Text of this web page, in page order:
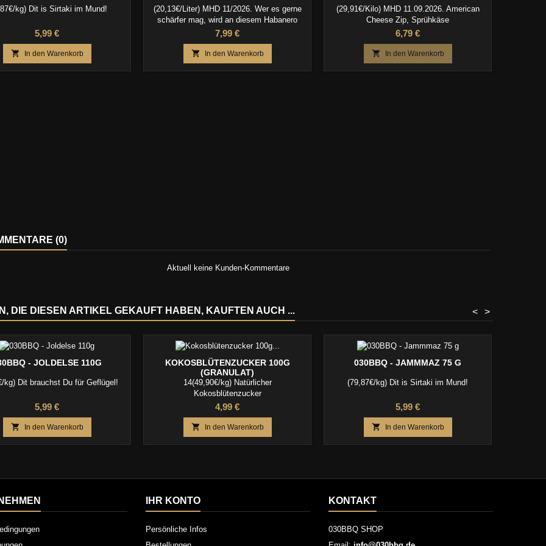
kg) Dit is Sirtaki im Mund!
Preis
5,99 €
 In den Warenkorb
(20,13€/Liter) MHD 11/2026. Wer es gerne
schärfer mag, wird an diesem Habanero
Ketchup seine Gaumenfreude haben !
Preis
7,99 €
 In den Warenkorb
(29,91€/Kilo) MHD 11.09.2026. American
Cheese Zip, Sprühkäse
Preis
6,79 €
 In den Warenkorb
(0)
Aktuell keine Kunden-Kommentare
DIE DIESEN ARTIKEL GEKAUFT HABEN, KAUFTEN AUCH ... >
<
- JOLDELSE 110G
kg) Dit brauchst Du für Geflügel!
Preis
5,99 €
 In den Warenkorb
KOKOSBLÜTENZUCKER 100G
(GRANULAT)
14(49,90€/kg) Natürlicher
Kokosblütenzucker
Preis
4,99 €
 In den Warenkorb
030BBQ - JAMMMAZ 75 G
(79,87€/kg) Dit is Sirtaki im Mund!
Preis
5,99 €
 In den Warenkorb
IHR KONTO
Persönliche Infos
KONTAKT
030BBQ SHOP